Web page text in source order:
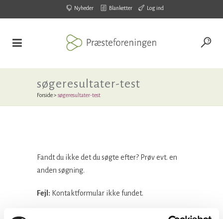
Nyheder Blanketter Log ind
søgeresultater-test
Forside> søgeresultater-test
Fandt du ikke det du søgte efter? Prøv evt. en
anden søgning.
Fejl: Kontaktformular ikke fundet.